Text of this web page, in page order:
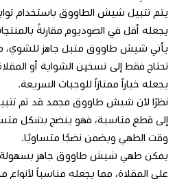
يتم تتبيل شيش الطاووق باستخدام
يجعله أقل في الصوديوم مقارنةً
يأتي شيش طاووق متبل جاهز للشوي،
تحتاج فقط إلى تسخين الشواية أو
يجعله خياراً ممتازاً للوجبات السريعة.
نظرًا لأن شيش طاووق مجمد قد تم
إلى قطع مناسبة، فهو ينضج بشكل
وقت الطهي ويضمن نضجًا متساويًا.
يمكن طهي شيش طاووق جاهز بسهولة
على المقلاة، مما يجعله مناسباً